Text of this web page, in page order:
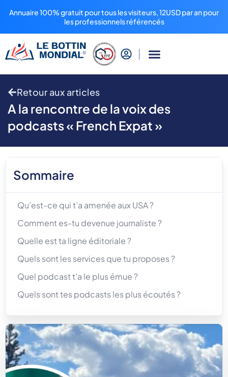
Annuaire 100% gratuit pour tous les visiteurs, 12USD par an pour
les professionnels référencés
Retour aux articles
A la rencontre de la voix des
podcasts « French Expat »
Sommaire
Qu’est-ce qui t’a amenée aux USA ?
Comment es-tu devenue journaliste ?
Quelle est ta ligne éditoriale ?
Quels sont les services que tu proposes ?
Quel podcast t’a le plus émue ?
Quels sont tes podcasts les plus écoutés ?